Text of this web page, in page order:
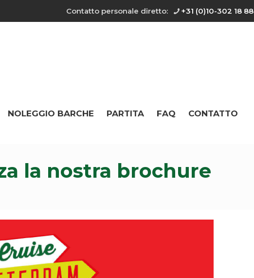
Contatto personale diretto: +31 (0)10-302 18 88
NOLEGGIO BARCHE PARTITA FAQ CONTATTO
la nostra brochure